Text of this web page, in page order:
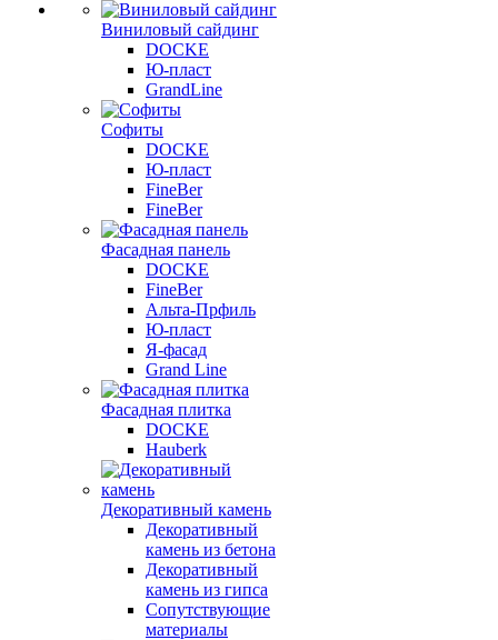
Виниловый сайдинг
DOCKE
Ю-пласт
GrandLine
Софиты
DOCKE
Ю-пласт
FineBer
FineBer
Фасадная панель
DOCKE
FineBer
Альта-Прфиль
Ю-пласт
Я-фасад
Grand Line
Фасадная плитка
DOCKE
Hauberk
Декоративный камень
Декоративный
камень из бетона
Декоративный
камень из гипса
Сопутствующие
материалы